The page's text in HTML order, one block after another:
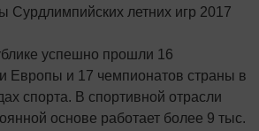
Сурдлимпийских летних игр 2017
успешно прошли 16
Европы и 17 чемпионатов страны в
спорта. В спортивной отрасли
основе работает более 9 тыс.